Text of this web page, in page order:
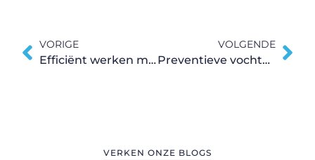
VORIGE
Efficiënt werken met een duurzame persluchtinstallatie
VOLGENDE
Preventieve vochtbestrijding in Oost-Vlaanderen start in de kelder
VERKEN ONZE BLOGS